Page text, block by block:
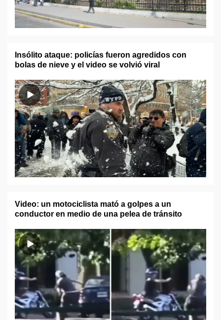
Insólito ataque: policías fueron agredidos con
bolas de nieve y el video se volvió viral
Video: un motociclista mató a golpes a un
conductor en medio de una pelea de tránsito